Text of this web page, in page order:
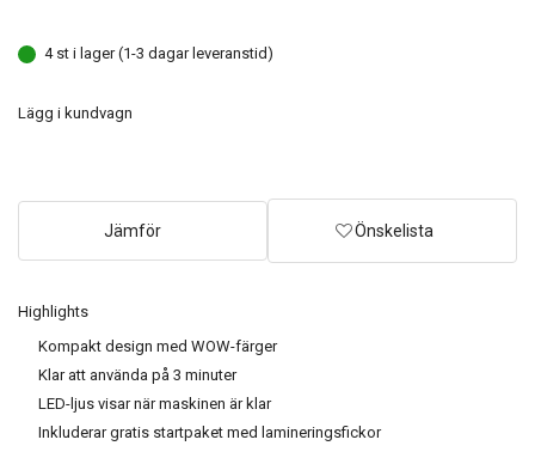
Highlights
Kompakt design med WOW-färger
Klar att använda på 3 minuter
LED-ljus visar när maskinen är klar
Inkluderar gratis startpaket med lamineringsfickor
4 st i lager (1-3 dagar leveranstid)
Lägg i kundvagn
Jämför Önskelista